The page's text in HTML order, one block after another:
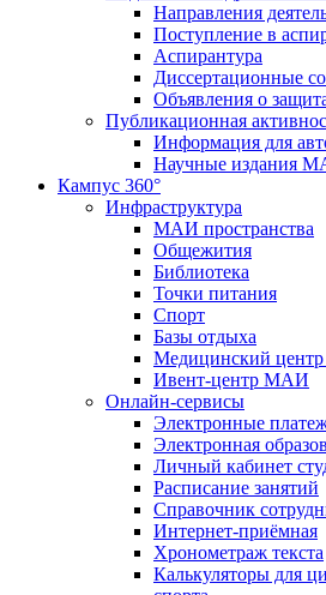
Направления
Поступление в
Аспирантура
Диссертационные
Объявления о
Публикационная
Информация для
Научные издания
Кампус 360°
Инфраструктура
МАИ пространства
Общежития
Библиотека
Точки питания
Спорт
Базы отдыха
Медицинский
Ивент-центр МАИ
Онлайн-сервисы
Электронные
Электронная
Личный кабинет
Расписание занятий
Справочник
Интернет-приёмная
Хронометраж текста
Калькуляторы для